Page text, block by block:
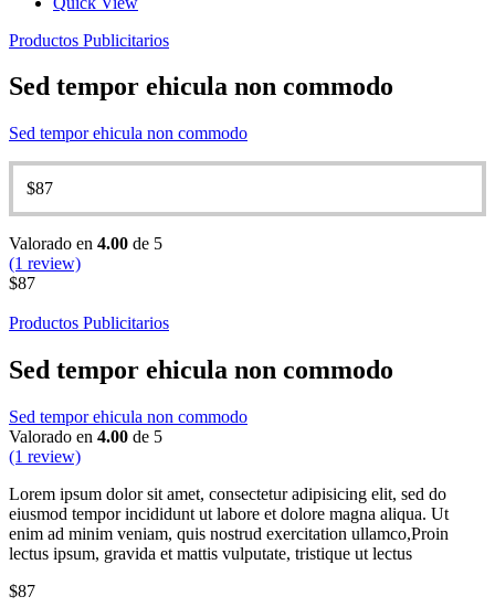
Productos Publicitarios
Sed tempor ehicula non commodo
Sed tempor ehicula non commodo
$87
Valorado en 4.00 de 5
(1 review)
$87
Productos Publicitarios
Sed tempor ehicula non commodo
Sed tempor ehicula non commodo
Valorado en 4.00 de 5
(1 review)
Lorem ipsum dolor sit amet, consectetur adipisicing elit, sed do
eiusmod tempor incididunt ut labore et dolore magna aliqua. Ut
enim ad minim veniam, quis nostrud exercitation ullamco,Proin
lectus ipsum, gravida et mattis vulputate, tristique ut lectus
$87